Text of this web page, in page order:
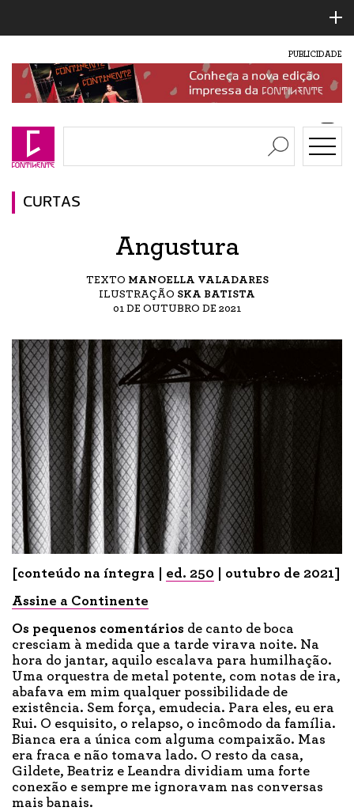
PUBLICIDADE
CURTAS
Angustura
TEXTO MANOELLA VALADARES
ILUSTRAÇÃO SKA BATISTA
01 DE OUTUBRO DE 2021
[conteúdo na íntegra | ed. 250 | outubro de 2021]
Assine a Continente
Os pequenos comentários de canto de boca
cresciam à medida que a tarde virava noite. Na
hora do jantar, aquilo escalava para humilhação.
Uma orquestra de metal potente, com notas de ira,
abafava em mim qualquer possibilidade de
existência. Sem força, emudecia. Para eles, eu era
Rui. O esquisito, o relapso, o incômodo da família.
Bianca era a única com alguma compaixão. Mas
era fraca e não tomava lado. O resto da casa,
Gildete, Beatriz e Leandra dividiam uma forte
conexão e sempre me ignoravam nas conversas
mais banais.